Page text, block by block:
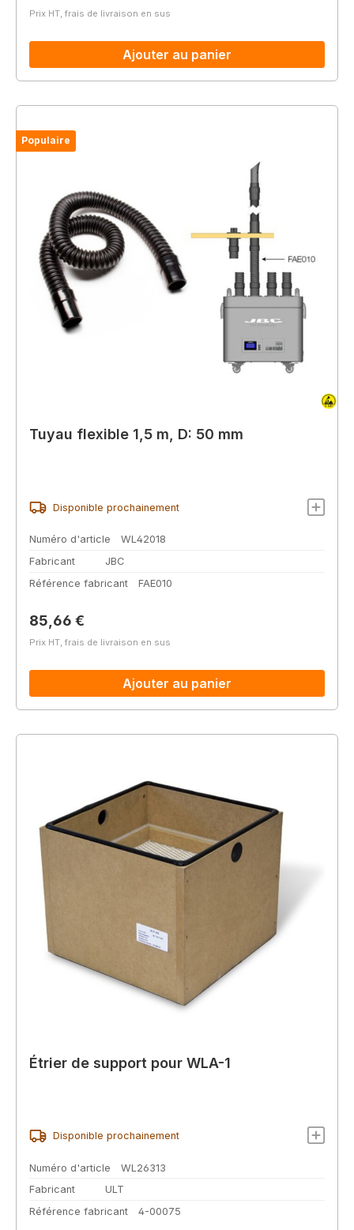
Prix HT, frais de livraison en sus
Ajouter au panier
Populaire
Tuyau flexible 1,5 m, D: 50 mm
Disponible prochainement
Numéro d'article
WL42018
Fabricant
JBC
Référence fabricant
FAE010
Prix régulier :
85,66 €
Prix HT, frais de livraison en sus
Ajouter au panier
Étrier de support pour WLA-1
Disponible prochainement
Numéro d'article
WL26313
Fabricant
ULT
Référence fabricant
4-00075